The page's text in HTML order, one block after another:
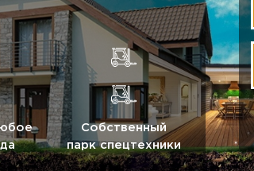
Собственный
парк спецтехники